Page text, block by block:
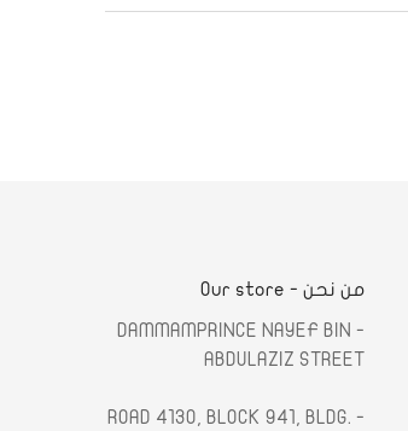
من نحن - Our store
- DAMMAMPRINCE NAYEF BIN
ABDULAZIZ STREET
- ROAD 4130, BLOCK 941, BLDG.